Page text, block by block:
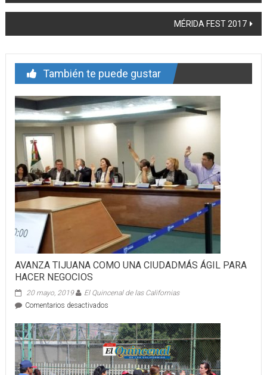
de
entrada
MÉRIDA FEST 2017
También te puede gustar
AVANZA TIJUANA COMO UNA CIUDADMÁS ÁGIL PARA
HACER NEGOCIOS
20 mayo, 2019
El Quincenal de las Californias
Comentarios desactivadosen
TIJUANA
COMO
UNA
CIUDADMÁS
ÁGIL